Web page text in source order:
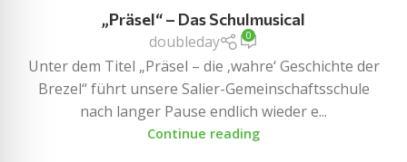
„Präsel“ – Das Schulmusical
doubleday
0
Unter dem Titel „Präsel – die ‚wahre‘ Geschichte der
Brezel“ führt unsere Salier-Gemeinschaftsschule
nach langer Pause endlich wieder e...
Continue reading